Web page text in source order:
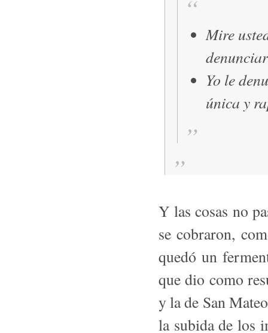
Mire
Yo le
única y
Y las cosas no
se cobraron,
quedó un
que dio como
y la de San
la subida de los